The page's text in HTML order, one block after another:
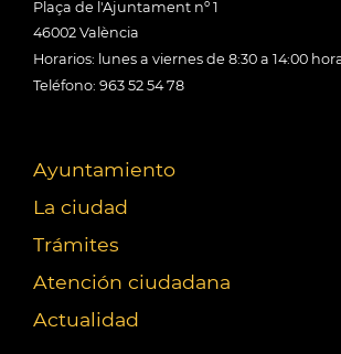
Plaça de l'Ajuntament nº 1
46002 València
Horarios: lunes a viernes de 8:30 a 14:00
Teléfono: 963 52 54 78
Ayuntamiento
La ciudad
Trámites
Atención ciudadana
Actualidad